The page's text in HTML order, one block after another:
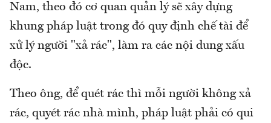
Nam, theo đó cơ quan quản lý sẽ xây dựng
khung pháp luật trong đó quy định chế tài để
xử lý người "xả rác", làm ra các nội dung xấu
độc.
Theo ông, để quét rác thì mỗi người không xả
rác, quyét rác nhà mình, pháp luật phải có qui